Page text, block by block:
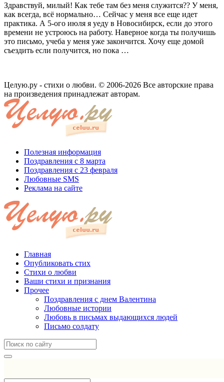
Здравствуй, милый! Как тебе там без меня служится?? У меня,
как всегда, всё нормально… Сейчас у меня все еще идет
практика. А 5-ого июля я уеду в Новосибирск, если до этого
времени не устроюсь на работу. Наверное когда ты получишь
это письмо, учеба у меня уже закончится. Хочу еще домой
съездить если получится, но пока …
Целую.ру - стихи о любви. © 2006-2026 Все авторские права
на произведения принадлежат авторам.
Полезная информация
Поздравления с 8 марта
Поздравления с 23 февраля
Любовные SMS
Реклама на сайте
Главная
Опубликовать стих
Стихи о любви
Ваши стихи и признания
Прочее
Поздравления с днем Валентина
Любовные истории
Любовь в письмах выдающихся людей
Письмо солдату